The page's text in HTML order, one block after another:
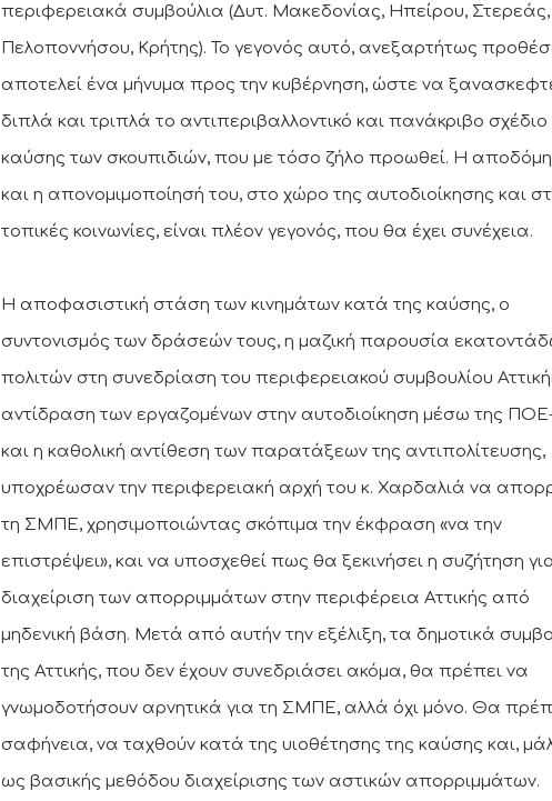
περιφερειακά συμβούλια (Δυτ. Μακεδονίας, Ηπείρου, Στερεάς,
Πελοποννήσου, Κρήτης). Το γεγονός αυτό, ανεξαρτήτως
αποτελεί ένα μήνυμα προς την κυβέρνηση, ώστε να
διπλά και τριπλά το αντιπεριβαλλοντικό και πανάκριβο σχέδιο
καύσης των σκουπιδιών, που με τόσο ζήλο προωθεί. Η
και η απονομιμοποίησή του, στο χώρο της αυτοδιοίκησης και
τοπικές κοινωνίες, είναι πλέον γεγονός, που θα έχει συνέχεια.
Η αποφασιστική στάση των κινημάτων κατά της καύσης, ο
συντονισμός των δράσεών τους, η μαζική παρουσία
πολιτών στη συνεδρίαση του περιφερειακού συμβουλίου
αντίδραση των εργαζομένων στην αυτοδιοίκηση μέσω της
και η καθολική αντίθεση των παρατάξεων της αντιπολίτευσης,
υποχρέωσαν την περιφερειακή αρχή του κ. Χαρδαλιά να
τη ΣΜΠΕ, χρησιμοποιώντας σκόπιμα την έκφραση «να την
επιστρέψει», και να υποσχεθεί πως θα ξεκινήσει η συζήτηση
διαχείριση των απορριμμάτων στην περιφέρεια Αττικής από
μηδενική βάση. Μετά από αυτήν την εξέλιξη, τα δημοτικά
της Αττικής, που δεν έχουν συνεδριάσει ακόμα, θα πρέπει να
γνωμοδοτήσουν αρνητικά για τη ΣΜΠΕ, αλλά όχι μόνο. Θα
σαφήνεια, να ταχθούν κατά της υιοθέτησης της καύσης και,
ως βασικής μεθόδου διαχείρισης των αστικών απορριμμάτων.